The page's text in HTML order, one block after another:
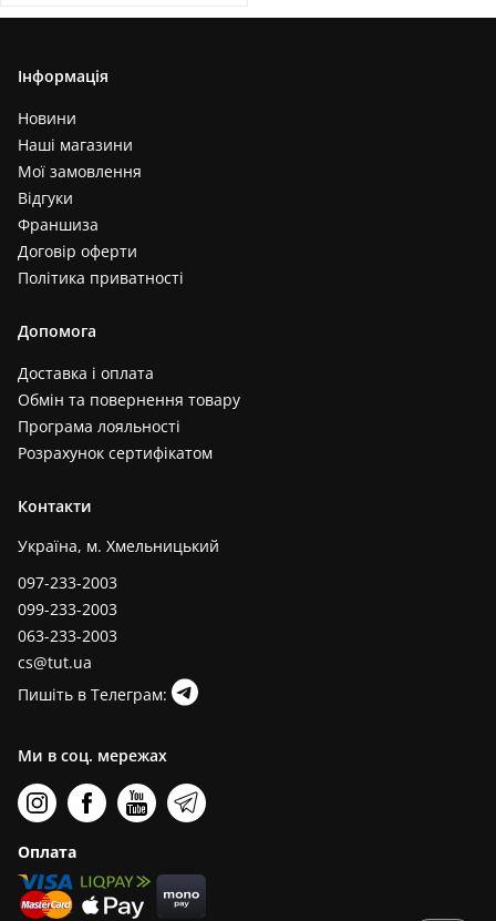
Інформація
Новини
Наші магазини
Мої замовлення
Відгуки
Франшиза
Договір оферти
Політика приватності
Допомога
Доставка і оплата
Обмін та повернення товару
Програма лояльності
Розрахунок сертифікатом
Контакти
Україна, м. Хмельницький
097-233-2003
099-233-2003
063-233-2003
cs@tut.ua
Пишіть в Телеграм:
Ми в соц. мережах
Оплата